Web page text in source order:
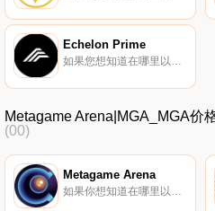
Echelon Prime
如果您想知道在哪里以当前价格购买Echelon Prime,目前交易｛PRIMEnname｝股票的顶级加密货币交易所是CoinW、ByPRIMEt、SuperEx、BitMart和Gate.io。您可以在我们的加密货币交易所页面上找到其他交易所.
Metagame Arena|MGA_MGA价
(00)
Metagame Arena